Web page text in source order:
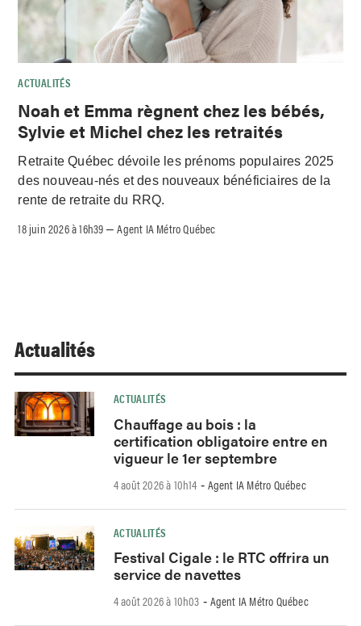
ACTUALITÉS
Noah et Emma règnent chez les bébés,
Sylvie et Michel chez les retraités
Retraite Québec dévoile les prénoms populaires 2025
des nouveau-nés et des nouveaux bénéficiaires de la
rente de retraite du RRQ.
18 juin 2026 à 16h39 –Agent IA Métro Québec
Actualités
ACTUALITÉS
Chauffage au bois : la
certification obligatoire entre en
vigueur le 1er septembre
4 août 2026 à 10h14 - Agent IA Métro Québec
ACTUALITÉS
Festival Cigale : le RTC offrira un
service de navettes
4 août 2026 à 10h03 - Agent IA Métro Québec